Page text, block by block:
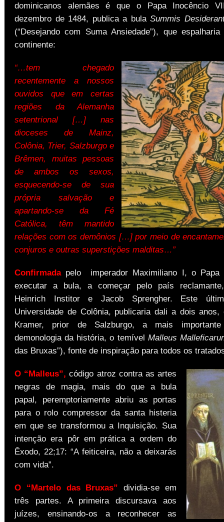
dominicanos alemães é que o Papa Inocêncio
dezembro de 1484, publica a bula Summis
(“Desejando com Suma Ansiedade”), que
continente:
“…tem chegado
recentemente a nossos
ouvidos que em certas
regiões da Alemanha
setentrional […] nas
dioceses de Mainz,
Colônia, Trier, Salzburgo e
Brêmen, muitas pessoas
de ambos os sexos,
esquecendo-se de sua
própria salvação e
apartando-se da Fé
Católica, têm mantido
relações com os demônios […] por meio de
conjuros e outras superstições malditas…”
Confirmada pelo imperador Maximiliano I, o Papa
executar a bula, a começar pelo país
Heinrich Institor e Jacob Sprengher. Este
Universidade de Colônia, publicaria dali a dois anos,
Kramer, prior de Salzburgo, a mais
demonologia da história, o temível Malleus
das Bruxas”), fonte de inspiração para todos os
O “Malleus”, código atroz contra as artes
negras de magia, mais do que a bula
papal, peremptoriamente abriu as portas
para o rolo compressor da santa histeria
em que se transformou a Inquisição. Sua
intenção era pôr em prática a ordem do
Êxodo, 22;17: “A feiticeira, não a deixarás
com vida”.
O “Martelo das Bruxas”dividia-se em
três partes. A primeira discursava aos
juízes, ensinando-os a reconhecer as